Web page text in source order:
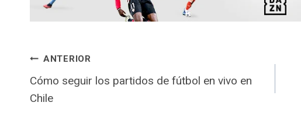
Navegación
de
ANTERIOR
Cómo seguir los partidos de fútbol en vivo en
Chile